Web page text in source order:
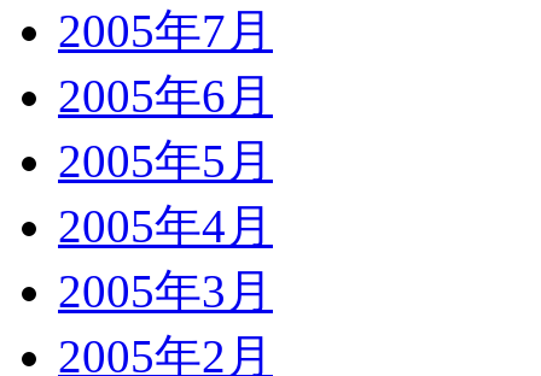
2005年7月
2005年6月
2005年5月
2005年4月
2005年3月
2005年2月